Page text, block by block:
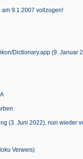
9.1.2007 vollzogen!
Dictionary.app (9. Januar
(3. Juni 2022), nun wieder
Verweis)